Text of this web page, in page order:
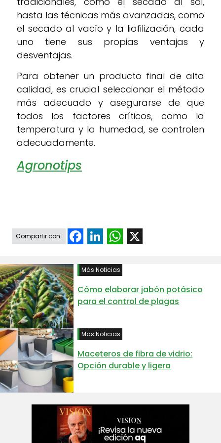
hasta las técnicas más avanzadas, como
el secado al vacío y la liofilización, cada
uno tiene sus propias ventajas y
desventajas.
Para obtener un producto final de alta
calidad, es crucial seleccionar el método
más adecuado y asegurarse de que
todos los factores críticos, como la
temperatura y la humedad, se controlen
adecuadamente.
Agronotips
Compartir con: FacebookLinkedInWhatsApp
Más Noticias
Cómo elaborar jabón potásico
para el control de plagas
Más Noticias
Maceteros de fibra de vidrio:
Opción durable y ligera